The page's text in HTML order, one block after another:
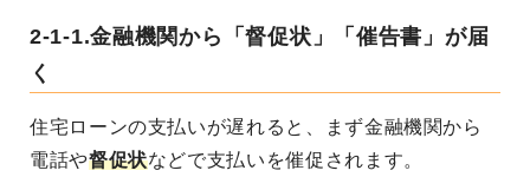
2-1-1.金融機関から「督促状」「催告書」が届
く
住宅ローンの支払いが遅れると、まず金融機関から
電話や督促状などで支払いを催促されます。